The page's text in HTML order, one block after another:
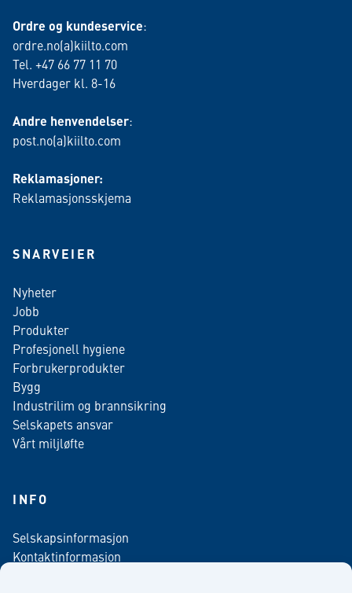
Ordre og kundeservice:
ordre.no(a)kiilto.com
Tel. +47 66 77 11 70
Hverdager kl. 8-16
Andre henvendelser:
post.no(a)kiilto.com
Reklamasjoner:
Reklamasjonsskjema
SNARVEIER
Nyheter
Jobb
Produkter
Profesjonell hygiene
Forbrukerprodukter
Bygg
Industrilim og brannsikring
Selskapets ansvar
Vårt miljløfte
INFO
Selskapsinformasjon
Kontaktinformasjon